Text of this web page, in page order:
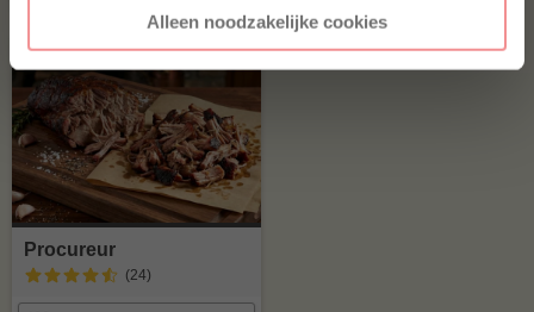
Alleen noodzakelijke cookies
Procureur
(24)